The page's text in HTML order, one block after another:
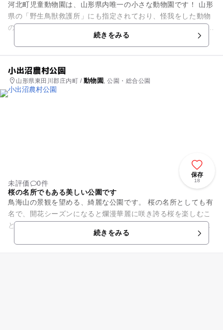
河北町児童動物園は、山形県内唯一の小さな動物園です！ 山形
県の「野生鳥獣救護所」にも指定されており、怪我をした動物
の保護も行っています。 令和7年4月にリニューアルオープン
続きをみる
小出沼農村公園
山形県東田川郡庄内町 / 動物園 , 公園・総合公園
保存
18
未評価
0件
桜の名所でもある美しい公園です
鳥海山の景観を望める、綺麗な公園です。 桜の名所としても有
名で、開花シーズンになると爛漫華麗に咲き誇る桜を楽しむこ
とができ、地域に住む人々によって沢山の数の鯉のぼりも掲げ
続きをみる